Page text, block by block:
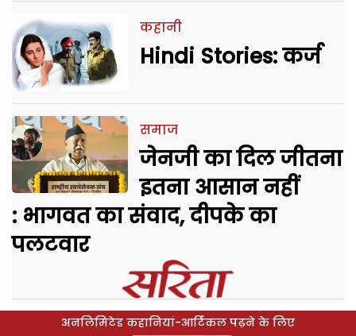
कहानी
Hindi Stories: कर्ज
समाज
जेनजी का दिल जीतना
इतना आसान नहीं
: भागवत का संवाद, दीपके का
पलटवार
अनलिमिटेड कहानियां-आर्टिकल पढ़ने के लिए